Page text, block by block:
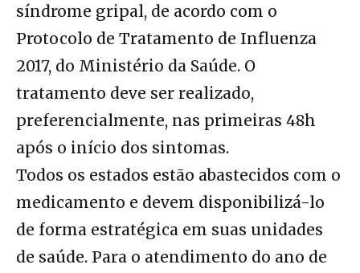
síndrome gripal, de acordo com o
Protocolo de Tratamento de Influenza
2017, do Ministério da Saúde. O
tratamento deve ser realizado,
preferencialmente, nas primeiras 48h
após o início dos sintomas.
Todos os estados estão abastecidos com o
medicamento e devem disponibilizá-lo
de forma estratégica em suas unidades
de saúde. Para o atendimento do ano de